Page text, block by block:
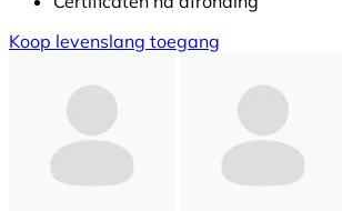
Koop levenslang toegang